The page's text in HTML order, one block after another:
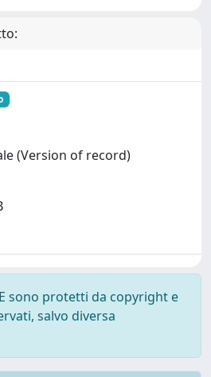
(Version of record)
sono protetti da copyright e
salvo diversa